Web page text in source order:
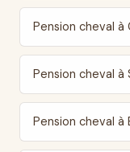
Pension cheval à
Pension cheval
Pension cheval